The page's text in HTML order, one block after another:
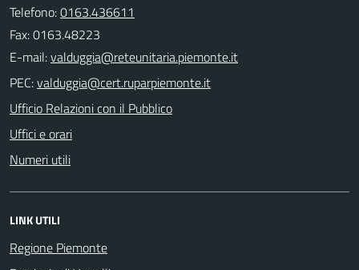
Telefono:0163.436611
Fax: 0163.48223
E-mail:
PEC:
Ufficio Relazioni con il Pubblico
Uffici e orari
Numeri utili
LINK UTILI
Regione Piemonte